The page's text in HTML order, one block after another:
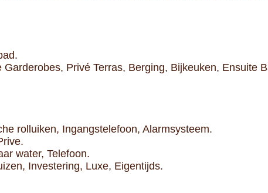
Garderobes, Privé Terras, Berging, Bijkeuken, Ensuite
rolluiken, Ingangstelefoon, Alarmsysteem.
water, Telefoon.
Investering, Luxe, Eigentijds.